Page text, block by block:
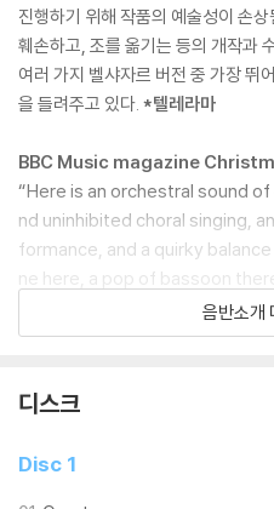
진행하기 위해 작품의 예술성이 손
훼손하고, 조를 옮기는 등의 개작과
여러 가지 벨샤자르 버전 중 가장 뛰
을 들려주고 있다. *텔레라마
BBC Music magazine
“Here is an orchestral sound
nd uninhibited choral singing,
formance, and a quirky
ne here, a pop of bassoon
amic range… the whole is so
bar.”
Early Music Today December
lliam Christie do sumptuous
음반소개
디스크
Disc 1